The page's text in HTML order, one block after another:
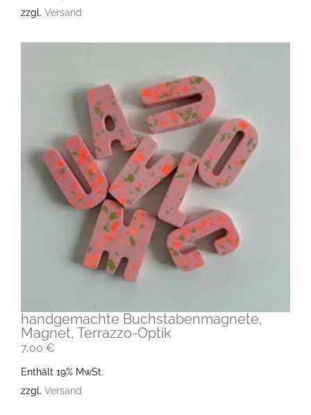
zzgl. Versand
handgemachte Buchstabenmagnete,
Magnet, Terrazzo-Optik
7,00 €
Enthält 19% MwSt.
zzgl. Versand